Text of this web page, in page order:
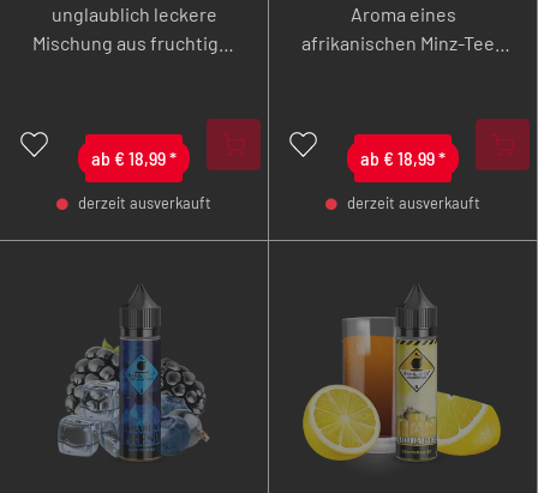
- +
ab € 18,99*
derzeit ausverkauft
unglaublich leckere
Mischung aus fruchtiger
Liebhaber ist dieses
Aroma genau das
Richtige.
- +
ab € 18,99*
derzeit ausverkauft
Aroma eines
afrikanischen Minz-Tees